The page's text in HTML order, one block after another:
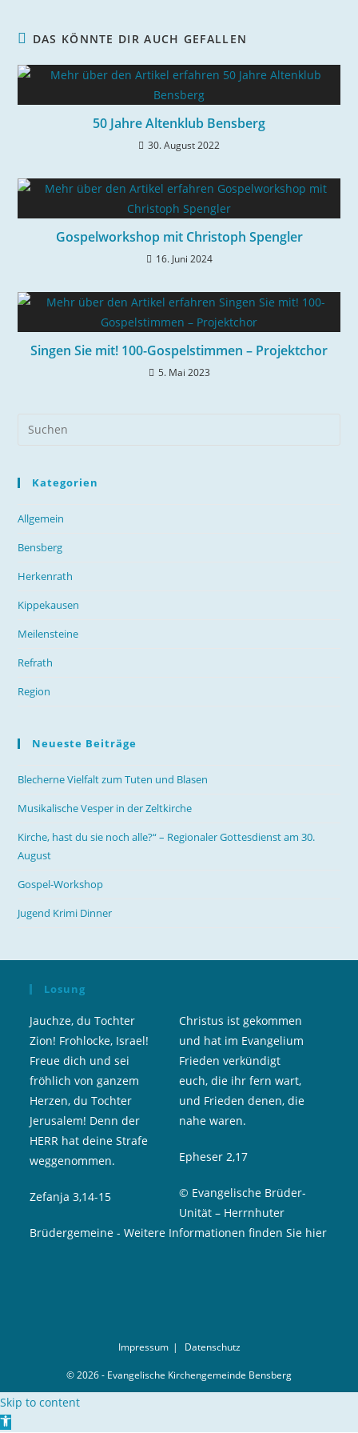
DAS KÖNNTE DIR AUCH GEFALLEN
50 Jahre Altenklub Bensberg
30. August 2022
Gospelworkshop mit Christoph Spengler
16. Juni 2024
Singen Sie mit! 100-Gospelstimmen – Projektchor
5. Mai 2023
Kategorien
Allgemein
Bensberg
Herkenrath
Kippekausen
Meilensteine
Refrath
Region
Neueste Beiträge
Blecherne Vielfalt zum Tuten und Blasen
Musikalische Vesper in der Zeltkirche
Kirche, hast du sie noch alle?“ – Regionaler Gottesdienst am 30.
August
Gospel-Workshop
Jugend Krimi Dinner
Losung
Jauchze, du Tochter
Zion! Frohlocke, Israel!
Freue dich und sei
fröhlich von ganzem
Herzen, du Tochter
Jerusalem! Denn der
HERR hat deine Strafe
weggenommen.
Zefanja 3,14-15
Christus ist gekommen
und hat im Evangelium
Frieden verkündigt
euch, die ihr fern wart,
und Frieden denen, die
nahe waren.
Epheser 2,17
© Evangelische Brüder-
Unität – Herrnhuter
Brüdergemeine -Weitere Informationen finden Sie hier
Impressum Datenschutz
© 2026 - Evangelische Kirchengemeinde Bensberg
Skip to content
Open toolbar